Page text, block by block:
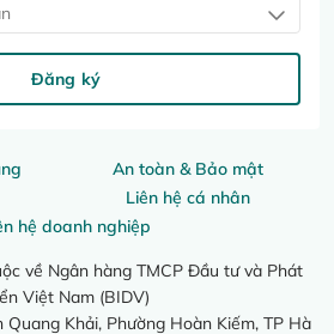
An toàn & Bảo mật
Liên hệ cá nhân
hệ doanh nghiệp
về Ngân hàng TMCP Đầu tư và Phát
Việt Nam (BIDV)
Quang Khải, Phường Hoàn Kiếm, TP Hà
Đăng ký